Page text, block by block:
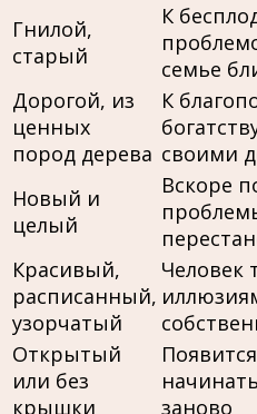
Гнилой,
старый
К
семье
Дорогой, из
ценных
пород дерева
К
своими
Новый и
целый
Вскоре
Красивый,
расписанный,
узорчатый
Человек
Открытый
или без
крышки
заново